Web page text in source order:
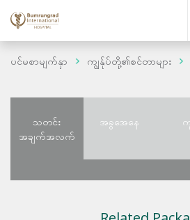
ပင်မစာမျက်နှာ ကျွန်ုပ်တို့၏စင်တာများ
သတင်း
အချက်အလက်
အခွအေနေ